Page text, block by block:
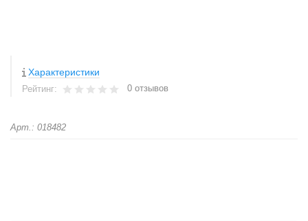
Характеристики
Рейтинг: 0 отзывов
Арт.: 018482